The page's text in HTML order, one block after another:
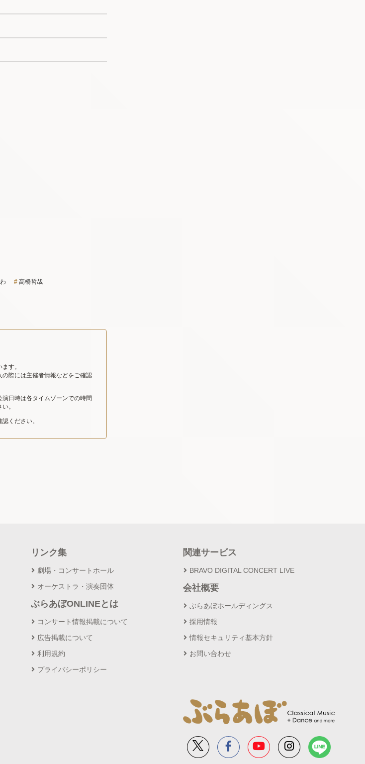
高橋哲哉
す。
際には主催者情報などをご確認
日時は各タイムゾーンでの時間
。
認ください。
リンク集
劇場・コンサートホール
オーケストラ・演奏団体
ぶらあぼONLINEとは
コンサート情報掲載について
広告掲載について
利用規約
プライバシーポリシー
関連サービス
BRAVO DIGITAL CONCERT LIVE
会社概要
ぶらあぼホールディングス
採用情報
情報セキュリティ基本方針
お問い合わせ